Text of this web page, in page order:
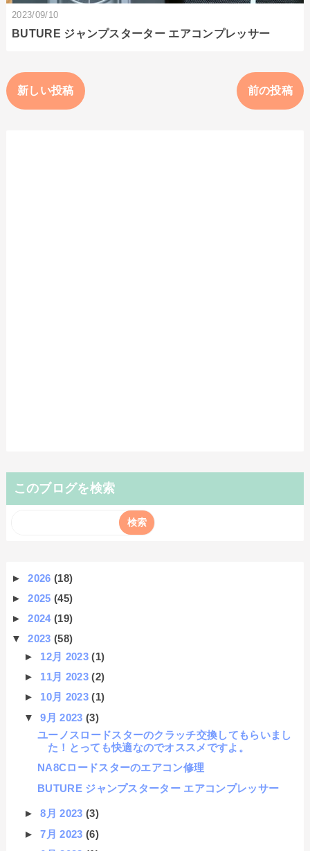
2023/09/10
BUTURE ジャンプスターター エアコンプレッサー
新しい投稿 前の投稿
このブログを検索
►2026(18)
►2025(45)
►2024(19)
▼2023(58)
► 12月 2023(1)
► 11月 2023(2)
► 10月 2023(1)
▼9月 2023 (3)
ユーノスロードスターのクラッチ交換してもらいまし
た！とっても快適なのでオススメですよ。
NA8Cロードスターのエアコン修理
BUTURE ジャンプスターター エアコンプレッサー
►8月 2023 (3)
►7月 2023 (6)